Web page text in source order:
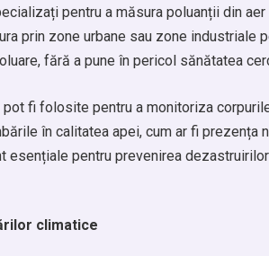
pentru a măsura poluanții din
prin zone urbane sau zone industriale
fără a pune în pericol sănătatea
fi folosite pentru a monitoriza
în calitatea apei, cum ar fi prezența
esențiale pentru prevenirea
climatice